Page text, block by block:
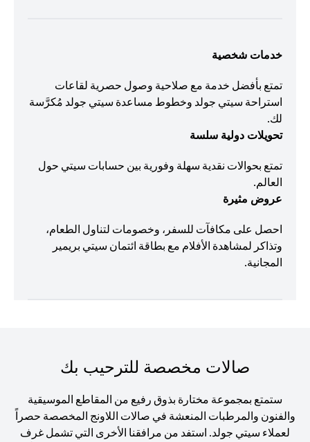
خدمات شخصية
تمتع بأفضل خدمة مع صلاحية وصول حصرية لقاعات
استراحة سيتي جولد وخطوط مساعدة سيتي جولد مُكرَّسة
لك.
تحويلات دولية سلسة
تمتع بحوالات نقدية سهلة وفورية بين حسابات سيتي حول
العالم.
عروض مثيرة
احصل على مكافآت للسفر، وخصومات لتناول الطعام،
وتذاكر لمشاهدة الأفلام مع بطاقة ائتمان سيتي بريمير
المجانية.
صالات مخصصة للترحيب بك
ستمتع بمجموعة مختارة بذوق رفيع من المقاطع الموسيقية
والفنون والمرطبات المنعشة في صالات اللاونج المخصصة حصراً
لعملاء سيتي جولد. استفد من مرافقنا الأخرى التي تشمل غرف